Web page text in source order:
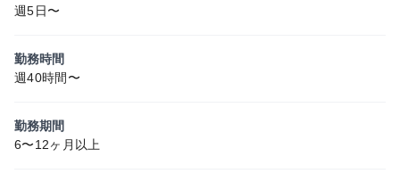
週5日〜
勤務時間
週40時間〜
勤務期間
6〜12ヶ月以上